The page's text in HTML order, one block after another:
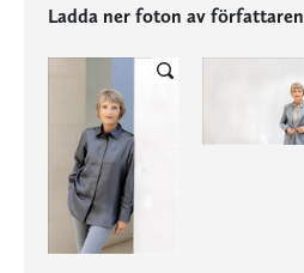
Ladda ner foton av författaren